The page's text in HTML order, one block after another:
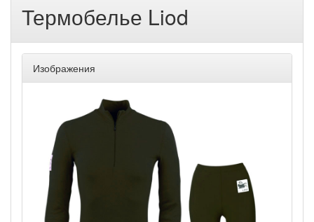
Термобелье Liod
Изображения